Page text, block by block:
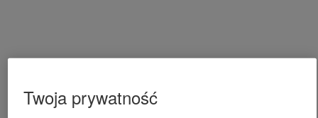
Twoja prywatność